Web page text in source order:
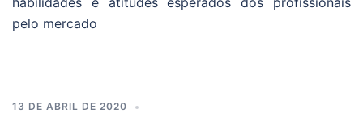
pelo mercado
13 DE ABRIL DE 2020